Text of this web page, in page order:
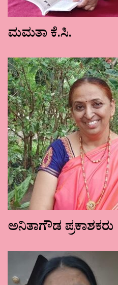
ಮಮತಾ ಕೆ.ಸಿ.
ಅನಿತಾಗೌಡ ಪ್ರಕಾಶಕರು